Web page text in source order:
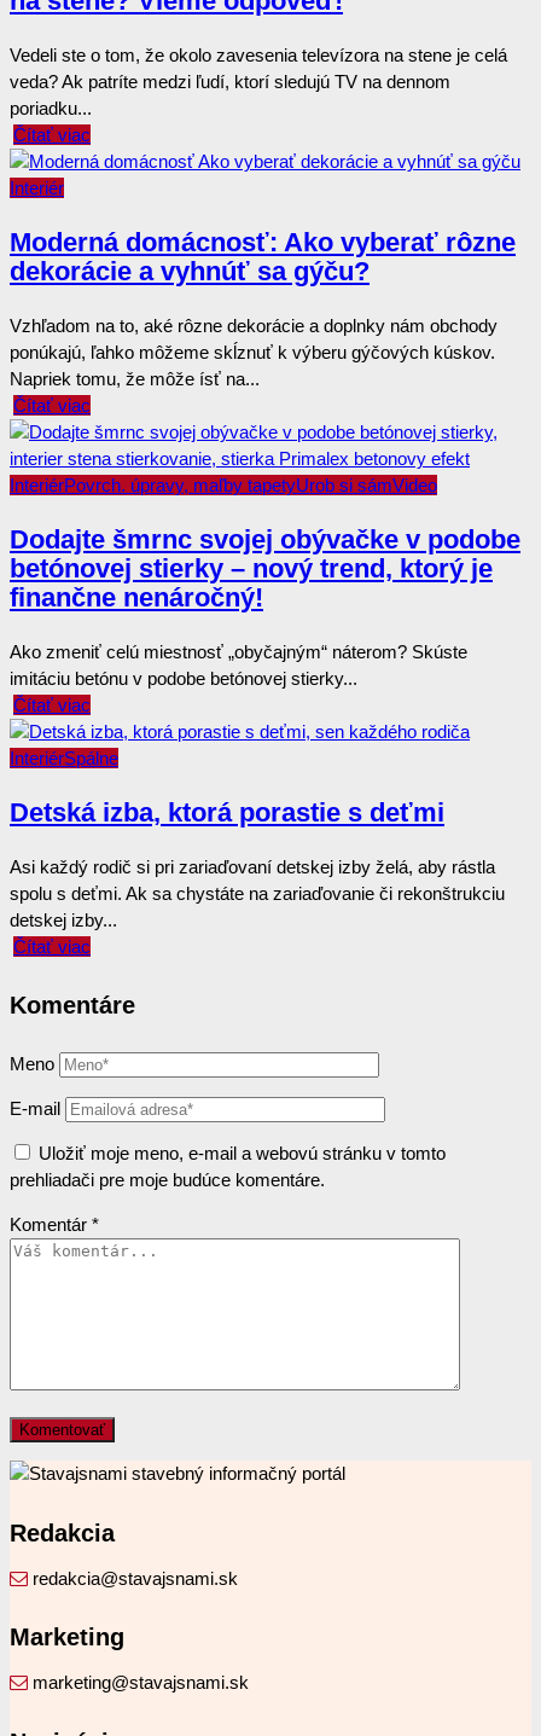
Vedeli ste o tom, že okolo zavesenia televízora na stene je celá
veda? Ak patríte medzi ľudí, ktorí sledujú TV na dennom
poriadku...
Čítať viac
Interiér
Moderná domácnosť: Ako vyberať rôzne
dekorácie a vyhnúť sa gýču?
Vzhľadom na to, aké rôzne dekorácie a doplnky nám obchody
ponúkajú, ľahko môžeme skĺznuť k výberu gýčových kúskov.
Napriek tomu, že môže ísť na...
Čítať viac
InteriérPovrch. úpravy, maľby tapetyUrob si sámVideo
Dodajte šmrnc svojej obývačke v podobe
betónovej stierky – nový trend, ktorý je
finančne nenáročný!
Ako zmeniť celú miestnosť „obyčajným“ náterom? Skúste
imitáciu betónu v podobe betónovej stierky...
Čítať viac
InteriérSpálne
Detská izba, ktorá porastie s deťmi
Asi každý rodič si pri zariaďovaní detskej izby želá, aby rástla
spolu s deťmi. Ak sa chystáte na zariaďovanie či rekonštrukciu
detskej izby...
Čítať viac
Komentáre
Meno
E-mail
Uložiť moje meno, e-mail a webovú stránku v tomto
prehliadači pre moje budúce komentáre.
Komentár *
Redakcia
redakcia@stavajsnami.sk
Marketing
marketing@stavajsnami.sk